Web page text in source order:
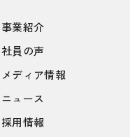
事業紹介
社員の声
メディア情報
ニュース
採用情報